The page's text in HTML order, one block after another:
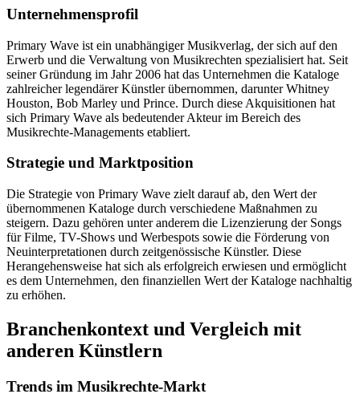
Unternehmensprofil
Primary Wave ist ein unabhängiger Musikverlag, der sich auf den
Erwerb und die Verwaltung von Musikrechten spezialisiert hat. Seit
seiner Gründung im Jahr 2006 hat das Unternehmen die Kataloge
zahlreicher legendärer Künstler übernommen, darunter Whitney
Houston, Bob Marley und Prince. Durch diese Akquisitionen hat
sich Primary Wave als bedeutender Akteur im Bereich des
Musikrechte-Managements etabliert.
Strategie und Marktposition
Die Strategie von Primary Wave zielt darauf ab, den Wert der
übernommenen Kataloge durch verschiedene Maßnahmen zu
steigern. Dazu gehören unter anderem die Lizenzierung der Songs
für Filme, TV-Shows und Werbespots sowie die Förderung von
Neuinterpretationen durch zeitgenössische Künstler. Diese
Herangehensweise hat sich als erfolgreich erwiesen und ermöglicht
es dem Unternehmen, den finanziellen Wert der Kataloge nachhaltig
zu erhöhen.
Branchenkontext und Vergleich mit
anderen Künstlern
Trends im Musikrechte-Markt